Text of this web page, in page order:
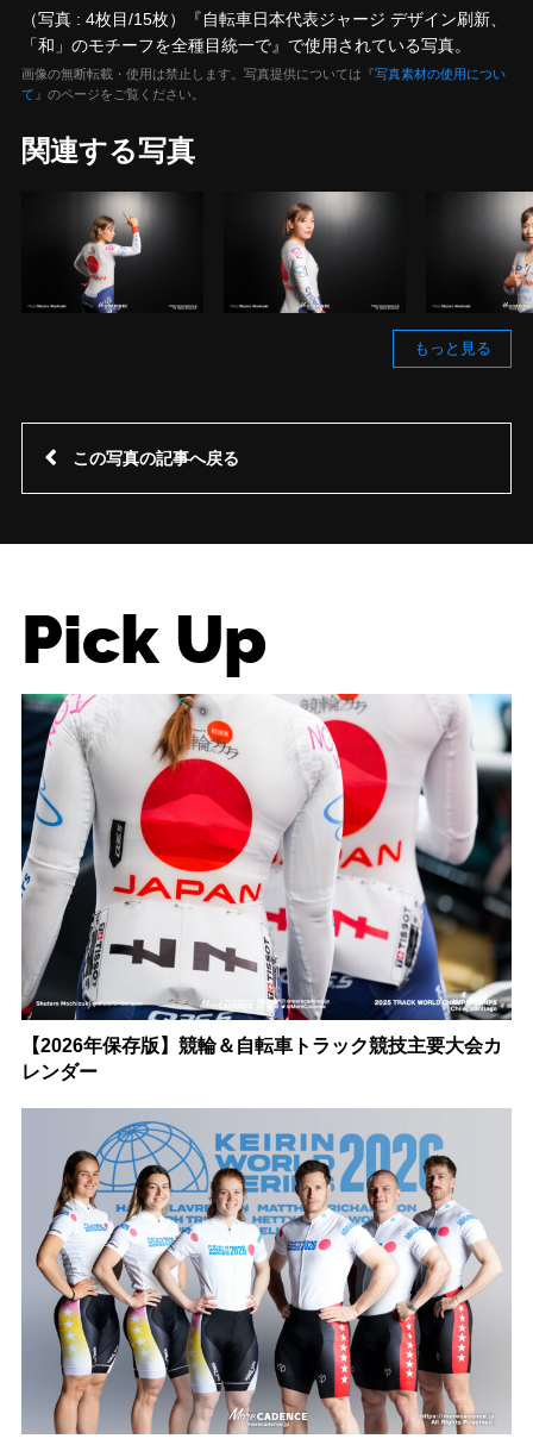
（写真 : 4枚目/15枚）『自転車日本代表ジャージ デザイン刷新、
「和」のモチーフを全種目統一で』で使用されている写真。
画像の無断転載・使用は禁止します。写真提供については『写真素材の使用につい
て 』のページをご覧ください。
関連する写真
もっと見る
この写真の記事へ戻る
Pick Up
【2026年保存版】競輪＆自転車トラック競技主要大会カ
レンダー